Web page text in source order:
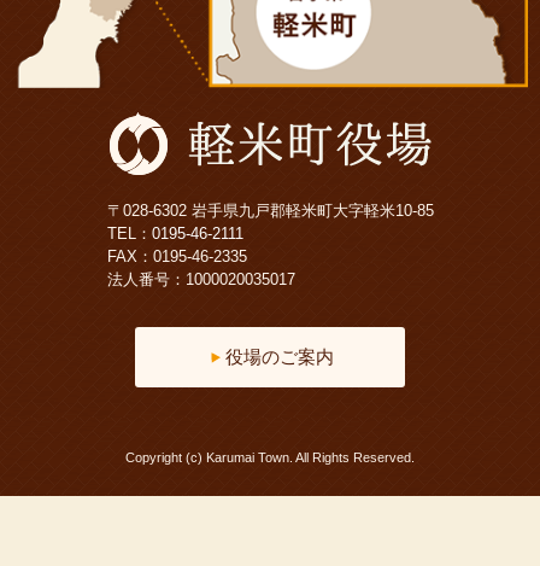
〒028-6302 岩手県九戸郡軽米町大字軽米10-85
TEL： 0195-46-2111
FAX：0195-46-2335
法人番号：1000020035017
役場のご案内
Copyright (c) Karumai Town. All Rights Reserved.